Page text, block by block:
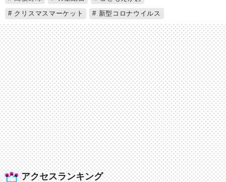
アクセスランキング
クリスマスマーケット
新型コロナウイルス